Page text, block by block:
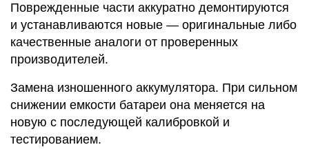
Поврежденные части аккуратно демонтируются
и устанавливаются новые — оригинальные либо
качественные аналоги от проверенных
производителей.
Замена изношенного аккумулятора. При сильном
снижении емкости батареи она меняется на
новую с последующей калибровкой и
тестированием.